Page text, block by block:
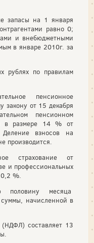
запасы на 1 января
равно 0;
и внебюджетными
в январе 2010г. за
рублях по правилам
пенсионное
закону от 15 декабря
пенсионном
в размере 14 % от
Деление взносов на
производится.
страхование от
и профессиональных
0,2 %.
половину месяца
начисленной в
составляет 13